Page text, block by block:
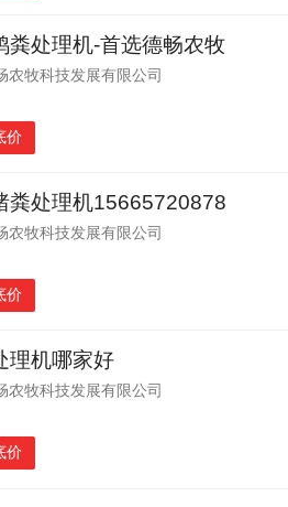
粪处理机-首选德畅农牧
农牧科技发展有限公司
价
粪处理机15665720878
农牧科技发展有限公司
价
理机哪家好
农牧科技发展有限公司
价